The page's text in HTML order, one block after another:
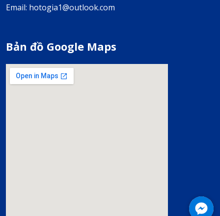
Email: hotogia1@outlook.com
Bản đồ Google Maps